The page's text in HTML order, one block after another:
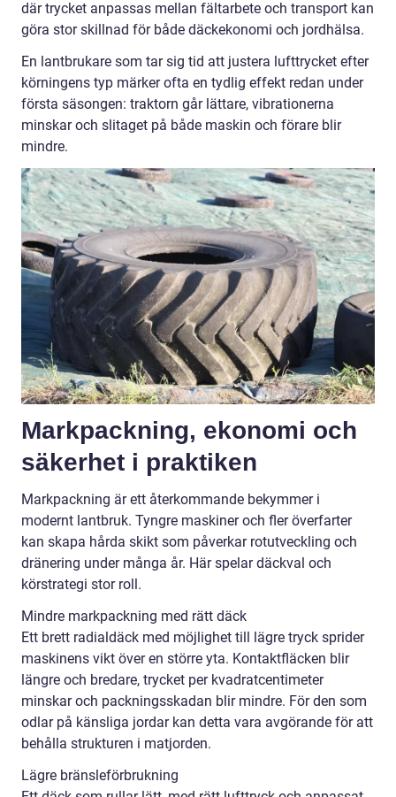
där trycket anpassas mellan fältarbete och transport kan
göra stor skillnad för både däckekonomi och jordhälsa.
En lantbrukare som tar sig tid att justera lufttrycket efter
körningens typ märker ofta en tydlig effekt redan under
första säsongen: traktorn går lättare, vibrationerna
minskar och slitaget på både maskin och förare blir
mindre.
Markpackning, ekonomi och
säkerhet i praktiken
Markpackning är ett återkommande bekymmer i
modernt lantbruk. Tyngre maskiner och fler överfarter
kan skapa hårda skikt som påverkar rotutveckling och
dränering under många år. Här spelar däckval och
körstrategi stor roll.
Mindre markpackning med rätt däck
Ett brett radialdäck med möjlighet till lägre tryck sprider
maskinens vikt över en större yta. Kontaktfläcken blir
längre och bredare, trycket per kvadratcentimeter
minskar och packningsskadan blir mindre. För den som
odlar på känsliga jordar kan detta vara avgörande för att
behålla strukturen i matjorden.
Lägre bränsleförbrukning